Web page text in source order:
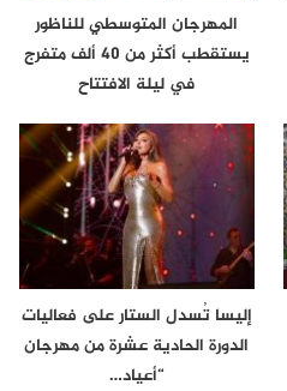
المهرجان المتوسطي للناظور
يستقطب أكثر من 40 ألف متفرج
في ليلة الافتتاح
إليسا تُسدل الستار على فعاليات
الدورة الحادية عشرة من مهرجان
“أعياد…